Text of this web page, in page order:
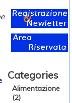
Categories
Alimentazione
(2)